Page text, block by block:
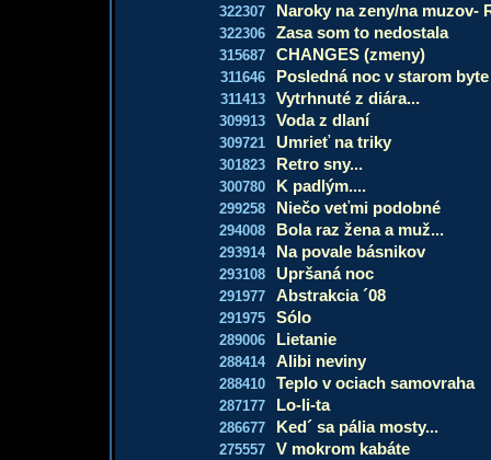
322307 Naroky na zeny/na muzov-
322306 Zasa som to nedostala
315687 CHANGES (zmeny)
311646 Posledná noc v starom byte
311413 Vytrhnuté z diára...
309913 Voda z dlaní
309721 Umrieť na triky
301823 Retro sny...
300780 K padlým....
299258 Niečo veťmi podobné
294008 Bola raz žena a muž...
293914 Na povale básnikov
293108 Upršaná noc
291977 Abstrakcia ´08
291975 Sólo
289006 Lietanie
288414 Alibi neviny
288410 Teplo v ociach samovraha
287177 Lo-li-ta
286677 Ked´ sa pália mosty...
275557 V mokrom kabáte